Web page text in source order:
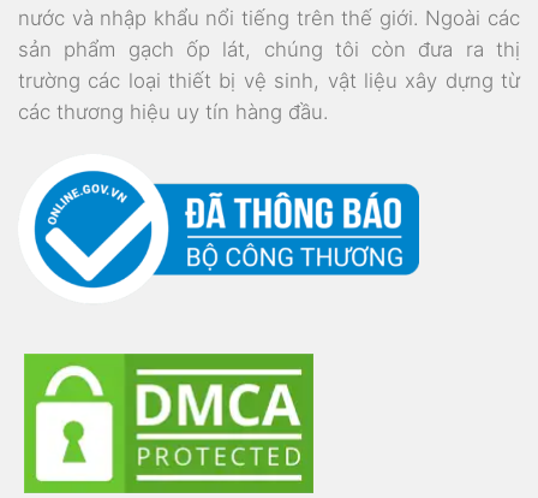
nước và nhập khẩu nổi tiếng trên thế giới. Ngoài các
sản phẩm gạch ốp lát, chúng tôi còn đưa ra thị
trường các loại thiết bị vệ sinh, vật liệu xây dựng từ
các thương hiệu uy tín hàng đầu.